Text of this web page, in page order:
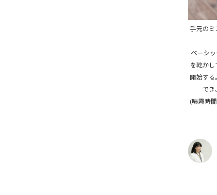
手元のミ
ベーシ
を乾か
開始す
で
(噴霧時